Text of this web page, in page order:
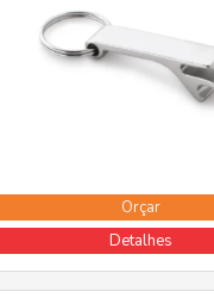
Orçar
Detalhes